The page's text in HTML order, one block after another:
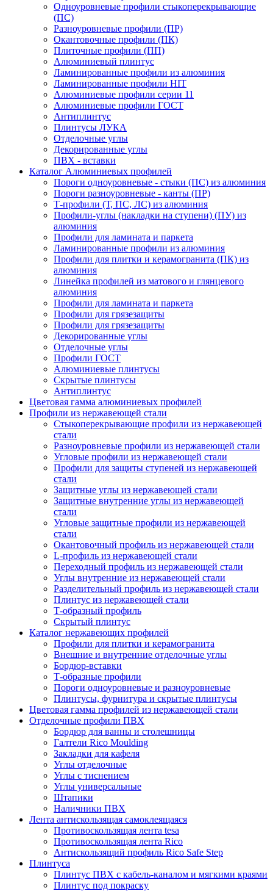
Одноуровневые профили стыкоперекрывающие
(ПС)
Разноуровневые профили (ПР)
Окантовочные профили (ПК)
Плиточные профили (ПП)
Алюминиевый плинтус
Ламинированные профили из алюминия
Ламинированные профили HIT
Алюминиевые профили серии 11
Алюминиевые профили ГОСТ
Антиплинтус
Плинтусы ЛУКА
Отделочные углы
Декорированные углы
ПВХ - вставки
Каталог Алюминиевых профилей
Пороги одноуровневые - стыки (ПС) из алюминия
Пороги разноуровневые - канты (ПР)
Т-профили (Т, ПС, ЛС) из алюминия
Профили-углы (накладки на ступени) (ПУ) из
алюминия
Профили для ламината и паркета
Ламинированные профили из алюминия
Профили для плитки и керамогранита (ПК) из
алюминия
Линейка профилей из матового и глянцевого
алюминия
Профили для ламината и паркета
Профили для грязезащиты
Профили для грязезащиты
Декорированные углы
Отделочные углы
Профили ГОСТ
Алюминиевые плинтусы
Скрытые плинтусы
Антиплинтус
Цветовая гамма алюминиевых профилей
Профили из нержавеющей стали
Стыкоперекрывающие профили из нержавеющей
стали
Разноуровневые профили из нержавеющей стали
Угловые профили из нержавеющей стали
Профили для защиты ступеней из нержавеющей
стали
Защитные углы из нержавеющей стали
Защитные внутренние углы из нержавеющей
стали
Угловые защитные профили из нержавеющей
стали
Окантовочный профиль из нержавеющей стали
L-профиль из нержавеющей стали
Переходный профиль из нержавеющей стали
Углы внутренние из нержавеющей стали
Разделительный профиль из нержавеющей стали
Плинтус из нержавеющей стали
Т-образный профиль
Скрытый плинтус
Каталог нержавеющих профилей
Профили для плитки и керамогранита
Внешние и внутренние отделочные углы
Бордюр-вставки
Т-образные профили
Пороги одноуровневые и разноуровневые
Плинтусы, фурнитура и скрытые плинтусы
Цветовая гамма профилей из нержавеющей стали
Отделочные профили ПВХ
Бордюр для ванны и столешницы
Галтели Rico Moulding
Закладки для кафеля
Углы отделочные
Углы с тиснением
Углы универсальные
Штапики
Наличники ПВХ
Лента антискользящая самоклеящаяся
Противоскользящая лента tesa
Противоскользящая лента Rico
Антискользящий профиль Rico Safe Step
Плинтуса
Плинтус ПВХ с кабель-каналом и мягкими краями
Плинтус под покраску